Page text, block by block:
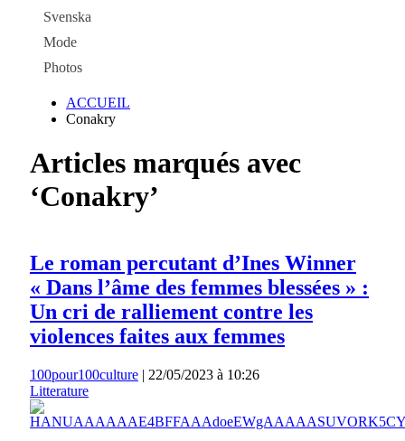
Svenska
Mode
Photos
ACCUEIL
Conakry
Articles marqués avec
‘Conakry’
Le roman percutant d’Ines Winner
« Dans l’âme des femmes blessées » :
Un cri de ralliement contre les
violences faites aux femmes
100pour100culture | 22/05/2023 à 10:26
Litterature